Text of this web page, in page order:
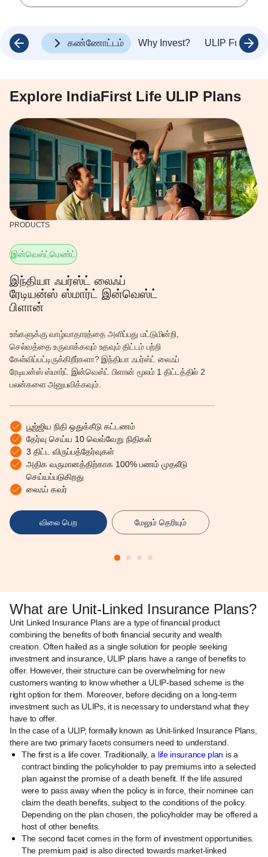
கண்ணோட்டம் Why Invest? ULIP Fund
Explore IndiaFirst Life ULIP Plans
PRODUCTS
இந்தியா ஃபர்ஸ்ட் லைஃப்
ரேடியன்ஸ் ஸ்மார்ட் இன்வெஸ்ட்
பிளான்
உங்களுக்கு வாழ்வாதாரத்தை அளிப்பது மட்டுமின்றி,
செல்வத்தை உருவாக்கவும் உதவும் திட்டம் பற்றி
கேள்விப்பட்டிருக்கிறீர்களா? இந்தியா ஃபர்ஸ்ட் லைஃப்
ரேடியன்ஸ் ஸ்மார்ட் இன்வெஸ்ட் பிளான் மூலம் 1 திட்டத்தில் 2
பலன்களை அனுபவிக்கவும்.
பூஜ்ஜிய நிதி ஒதுக்கீடு கட்டணம்
தேர்வு செய்ய 10 வெவ்வேறு நிதிகள்
3 திட்ட விருப்பத்தேர்வுகள்
அதிக வருமானத்திற்காக 100% பணம் முதலீடு
செய்யப்படுகிறது
லைஃப் கவர்
விலை பெற மேலும் தெரியும்
இன்வெஸ்ட்மெண்ட்
What are Unit-Linked Insurance Plans?
Unit Linked Insurance Plans are a type of financial product
combining the benefits of both financial security and wealth
creation. Often hailed as a single solution for people seeking
investment and insurance, ULIP plans have a range of benefits to
offer. However, their structure can be overwhelming for new
customers wanting to know whether a ULIP-based scheme is the
right option for them. Moreover, before deciding on a long-term
investment such as ULIPs, it is necessary to understand what they
have to offer.
In the case of a ULIP, formally known as Unit-linked Insurance Plans,
there are two primary facets consumers need to understand.
The first is a life cover. Traditionally, a life insurance plan is a
contract binding the policyholder to pay premiums into a selected
plan against the promise of a death benefit. If the life assured
were to pass away when the policy is in force, their nominee can
claim the death benefits, subject to the conditions of the policy.
Depending on the plan chosen, the policyholder may be offered a
host of other benefits.
The second facet comes in the form of investment opportunities.
The premium paid is also directed towards market-linked